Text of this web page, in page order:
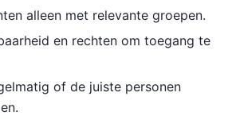
alleen met relevante groepen.
en rechten om toegang te
of de juiste personen